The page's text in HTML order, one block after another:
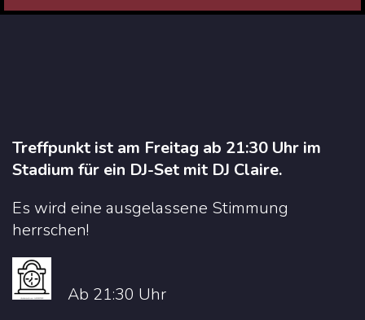
Treffpunkt ist am Freitag ab 21:30 Uhr im
Stadium für ein DJ-Set mit DJ Claire.
Es wird eine ausgelassene Stimmung
herrschen!
Ab 21:30 Uhr